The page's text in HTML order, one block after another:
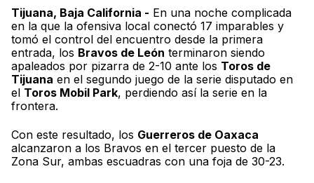
Tijuana, Baja California - En una noche complicada
en la que la ofensiva local conectó 17 imparables y
tomó el control del encuentro desde la primera
entrada, los Bravos de León terminaron siendo
apaleados por pizarra de 2-10 ante los Toros de
Tijuana en el segundo juego de la serie disputado en
el Toros Mobil Park, perdiendo así la serie en la
frontera.
Con este resultado, los Guerreros de Oaxaca
alcanzaron a los Bravos en el tercer puesto de la
Zona Sur, ambas escuadras con una foja de 30-23.